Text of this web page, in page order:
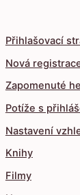
Přihlašovací
Nová
Zapomenuté
Potíže s
Nastavení
Knihy
Filmy